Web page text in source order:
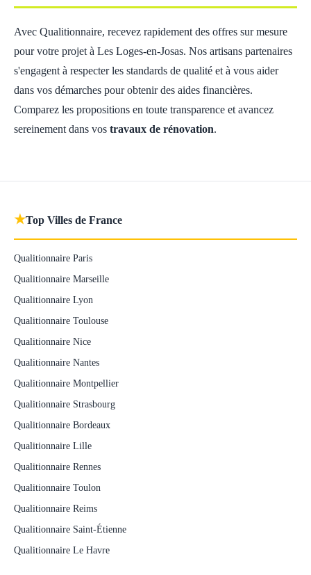
Avec Qualitionnaire, recevez rapidement des offres sur mesure
pour votre projet à Les Loges-en-Josas. Nos artisans partenaires
s'engagent à respecter les standards de qualité et à vous aider
dans vos démarches pour obtenir des aides financières.
Comparez les propositions en toute transparence et avancez
sereinement dans vos travaux de rénovation.
★Top Villes de France
Qualitionnaire Paris
Qualitionnaire Marseille
Qualitionnaire Lyon
Qualitionnaire Toulouse
Qualitionnaire Nice
Qualitionnaire Nantes
Qualitionnaire Montpellier
Qualitionnaire Strasbourg
Qualitionnaire Bordeaux
Qualitionnaire Lille
Qualitionnaire Rennes
Qualitionnaire Toulon
Qualitionnaire Reims
Qualitionnaire Saint-Étienne
Qualitionnaire Le Havre